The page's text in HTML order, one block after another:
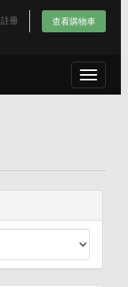
註冊 查看購物車
Toggle